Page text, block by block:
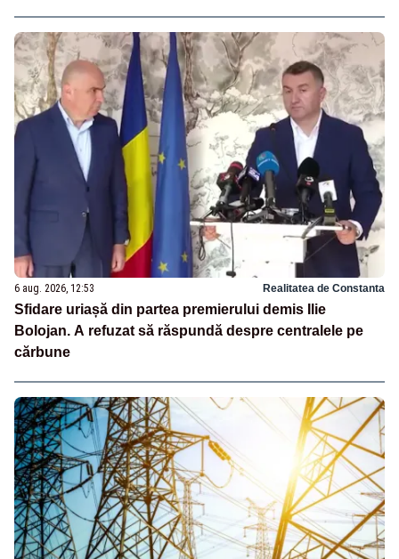
6 aug. 2026, 12:53 Realitatea de Constanta
Sfidare uriașă din partea premierului demis Ilie
Bolojan. A refuzat să răspundă despre centralele pe
cărbune